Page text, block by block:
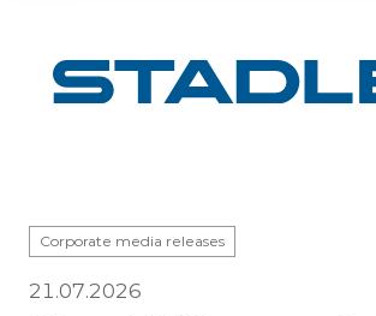
Corporate media releases
21.07.2026